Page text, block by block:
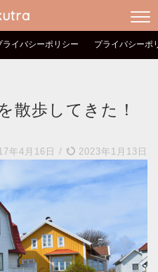
ライバシーポリシー プライバシーポ
散歩してきた！
年4月16日 / 2023年1月13日